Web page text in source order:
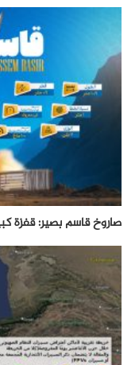
صاروخ قاسم بصير: قفزة